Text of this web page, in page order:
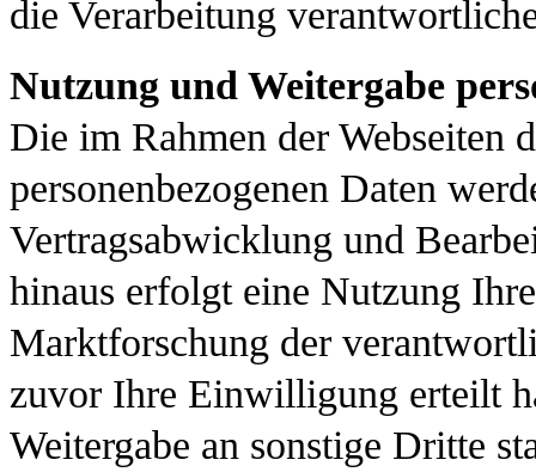
die Verarbeitung
Nutzung und Weitergabe
Die im Rahmen der Webseiten
personenbezogenen Daten
Vertragsabwicklung und
hinaus erfolgt eine Nutzung
Marktforschung der
zuvor Ihre Einwilligung erteilt
Weitergabe an sonstige Dritte